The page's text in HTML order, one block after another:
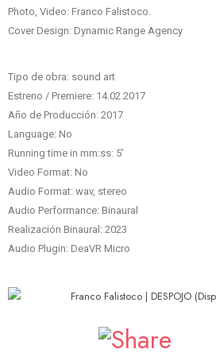
Photo, Video: Franco Falistoco.
Cover Design: Dynamic Range Agency
Tipo de obra: sound art
Estreno / Premiere: 14.02.2017
Año de Producción: 2017
Language: No
Running time in mm:ss: 5’
Video Format: No
Audio Format: wav, stereo
Audio Performance: Binaural
Realización Binaural: 2023
Audio Plugin: DeaVR Micro
Facebook
Twitter
Email